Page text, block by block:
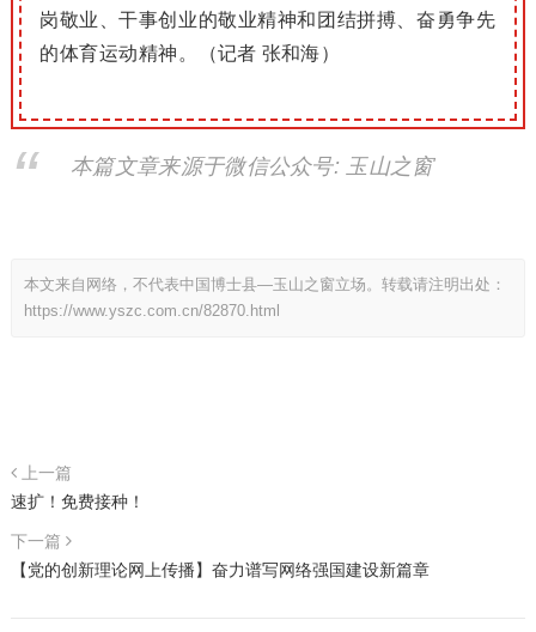
岗敬业、干事创业的敬业精神和团结拼搏、奋勇争先
的体育运动精神。
（记者 张和海）
本篇文章来源于微信公众号: 玉山之窗
本文来自网络，不代表中国博士县—玉山之窗立场。转载请注明出处：
https://www.yszc.com.cn/82870.html
上一篇
速扩！免费接种！
下一篇
【党的创新理论网上传播】奋力谱写网络强国建设新篇章